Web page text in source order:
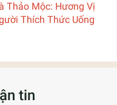
Thảo Mộc: Hương Vị
Thích Thức Uống
tin